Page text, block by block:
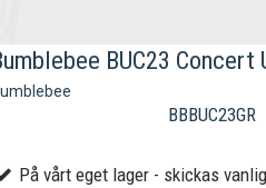
BUC23 Concert
BBBUC23GR
På vårt eget lager - skickas